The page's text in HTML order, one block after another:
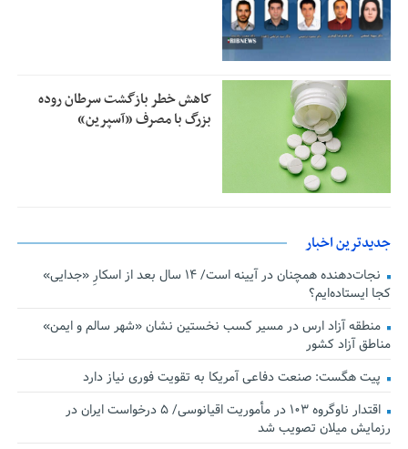
کاهش خطر بازگشت سرطان روده
بزرگ با مصرف «آسپرین»
جدیدترین اخبار
نجات‌دهنده‌ همچنان در آیینه است/ ۱۴ سال بعد از اسکارِ «جدایی»
کجا ایستاده‌ایم؟
منطقه آزاد ارس در مسیر کسب نخستین نشان «شهر سالم و ایمن»
مناطق آزاد کشور
پیت هگست: صنعت دفاعی آمریکا به تقویت فوری نیاز دارد
اقتدار ناوگروه ۱۰۳ در مأموریت‌ اقیانوسی/ ۵ درخواست ایران در
رزمایش میلان تصویب شد